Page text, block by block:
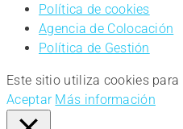
Política de cookies
Agencia de Colocación
Política de Gestión
Este sitio utiliza cookies
Aceptar Más información